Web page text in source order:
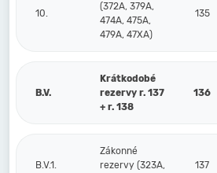
10.
(372A, 379A,
474A, 475A,
479A, 47XA)
135
B.V.
Krátkodobé
rezervy r. 137
+ r. 138
136
B.V.1.
Zákonné
rezervy (323A,
137